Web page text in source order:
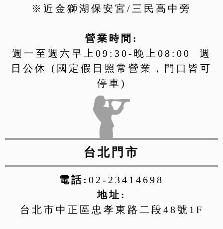
※近金獅湖保安宮/三民高中旁
營業時間:
週一至週六早上09:30-晚上08:00 週
日公休 (國定假日照常營業，門口皆可
停車)
台北門市
電話: 02-23414698
地址:
台北市中正區忠孝東路二段48號1F